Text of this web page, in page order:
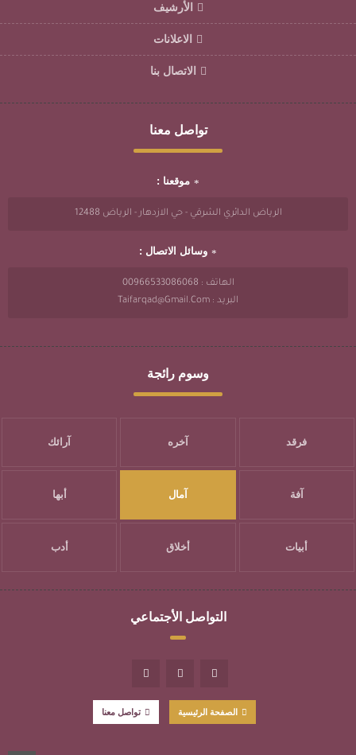
الأرشيف
الاعلانات
الاتصال بنا
تواصل معنا
موقعنا :
الرياض الدائري الشرقي - حي الازدهار - الرياض 12488
وسائل الاتصال :
الهاتف : 00966533086068
البريد : Taifarqad@gmail.com
وسوم رائجة
فرقد آخره آرائك
آفة آمال أبها
أبيات أخلاق أدب
التواصل الأجتماعي
الصفحة الرئيسية تواصل معنا